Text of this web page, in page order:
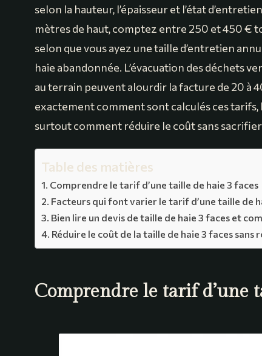
selon la hauteur, l’épaisseur et l’état
mètres de haut, comptez entre 250 et 450 €
selon que vous ayez une taille d’entretien
haie abandonnée. L’évacuation des déchets
au terrain peuvent alourdir la facture de 20 à
exactement comment sont calculés ces
surtout comment réduire le coût sans
Table des matières
Comprendre le tarif d’une taille de haie 3 faces
Facteurs qui font varier le tarif d’une taille de
Bien lire un devis de taille de haie 3 faces et
Réduire le coût de la taille de haie 3 faces sans
Comprendre le tarif d’une